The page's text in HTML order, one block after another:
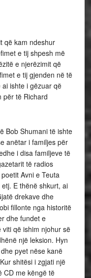
që kam ndeshur
e tij shpesh më
e njerëzimit që
e tij gjenden në të
ishte i gëzuar që
për të Richard
Bob Shumani të ishte
anëtar i familjes për
i disa familjeve të
të radios
Avni e Teuta
E thënë shkurt, ai
drekave dhe
fillonte nga historitë
dhe fundet e
që ishim njohur së
një leksion. Hyn
pyet nëse kanë
shitësi i zgjati një
CD me këngë të